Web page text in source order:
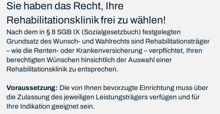
Sie haben das Recht, Ihre
Rehabilitationsklinik frei zu wählen!
Nach dem in § 8 SGB IX (Sozialgesetzbuch) festgelegten
Grundsatz des Wunsch- und Wahlrechts sind Rehabilitationsträger
– wie die Renten- oder Krankenversicherung – verpflichtet, Ihren
berechtigten Wünschen hinsichtlich der Auswahl einer
Rehabilitationsklinik zu entsprechen.
Voraussetzung: Die von Ihnen bevorzugte Einrichtung muss über
die Zulassung des jeweiligen Leistungsträgers verfügen und für
Ihre Indikation geeignet sein.